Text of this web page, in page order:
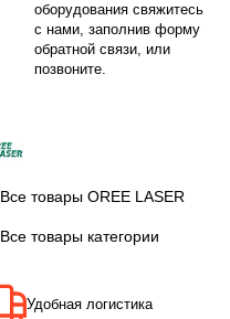
оборудования свяжитесь
с нами, заполнив форму
обратной связи, или
позвоните.
Все товары OREE LASER
Все товары категории
Удобная логистика